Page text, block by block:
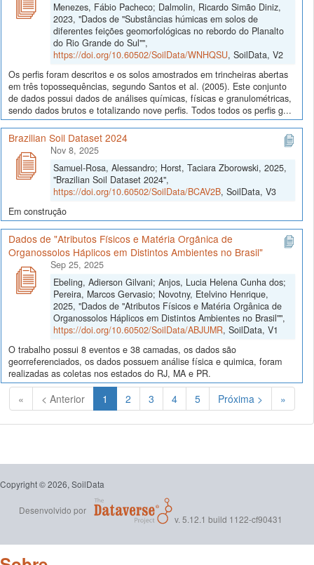
Menezes, Fábio Pacheco; Dalmolin, Ricardo Simão Diniz,
2023, "Dados de "Substâncias húmicas em solos de
diferentes feições geomorfológicas no rebordo do Planalto
do Rio Grande do Sul"",
https://doi.org/10.60502/SoilData/WNHQSU, SoilData, V2
Os perfis foram descritos e os solos amostrados em trincheiras abertas
em três topossequências, segundo Santos et al. (2005). Este conjunto
de dados possui dados de análises químicas, físicas e granulométricas,
sendo dados brutos e totalizando nove perfis. Todos todos os perfis g...
Brazilian Soil Dataset 2024
Nov 8, 2025
Samuel-Rosa, Alessandro; Horst, Taciara Zborowski, 2025,
"Brazilian Soil Dataset 2024",
https://doi.org/10.60502/SoilData/BCAV2B, SoilData, V3
Em construção
Dados de "Atributos Físicos e Matéria Orgânica de
Organossolos Háplicos em Distintos Ambientes no Brasil"
Sep 25, 2025
Ebeling, Adierson Gilvani; Anjos, Lucia Helena Cunha dos;
Pereira, Marcos Gervasio; Novotny, Etelvino Henrique,
2025, "Dados de "Atributos Físicos e Matéria Orgânica de
Organossolos Háplicos em Distintos Ambientes no Brasil"",
https://doi.org/10.60502/SoilData/ABJUMR, SoilData, V1
O trabalho possui 8 eventos e 38 camadas, os dados são
georreferenciados, os dados possuem análise física e quimica, foram
realizadas as coletas nos estados do RJ, MA e PR.
« < Anterior 1 (Atual)
2 3 4 5 Próxima > »
Copyright © 2026, SoilData
Desenvolvido por
v. 5.12.1 build 1122-cf90431